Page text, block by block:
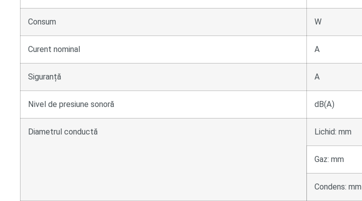
Consum W
Curent nominal А
Siguranță А
Nivel de presiune sonoră dB(A)
Diametrul conductă Lichid: mm
Gaz: mm
Condens: mm